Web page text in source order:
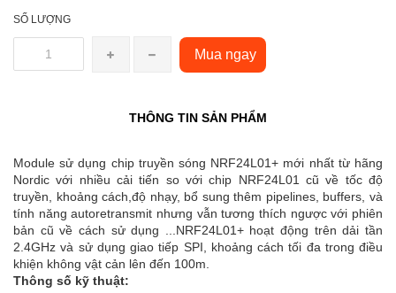
SỐ LƯỢNG
Mua ngay
THÔNG TIN SẢN PHẨM
Module sử dụng chip truyền sóng NRF24L01+ mới nhất từ hãng
Nordic với nhiều cải tiến so với chip NRF24L01 cũ về tốc độ
truyền, khoảng cách,độ nhạy, bổ sung thêm pipelines, buffers, và
tính năng auto­retransmit nhưng vẫn tương thích ngược với phiên
bản cũ về cách sử dụng ...NRF24L01+ hoạt động trên dải tần
2.4GHz và sử dụng giao tiếp SPI, khoảng cách tối đa trong điều
khiện không vật cản lên đến 100m.
Thông số kỹ thuật: